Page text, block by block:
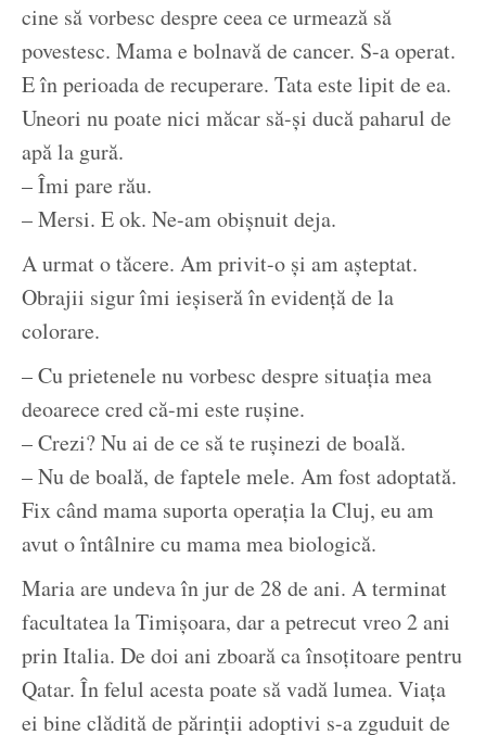
cine să vorbesc despre ceea ce urmează să
povestesc. Mama e bolnavă de cancer. S-a operat.
E în perioada de recuperare. Tata este lipit de ea.
Uneori nu poate nici măcar să-și ducă paharul de
apă la gură.
– Îmi pare rău.
– Mersi. E ok. Ne-am obișnuit deja.
A urmat o tăcere. Am privit-o și am așteptat.
Obrajii sigur îmi ieșiseră în evidență de la
colorare.
– Cu prietenele nu vorbesc despre situația mea
deoarece cred că-mi este rușine.
– Crezi? Nu ai de ce să te rușinezi de boală.
– Nu de boală, de faptele mele. Am fost adoptată.
Fix când mama suporta operația la Cluj, eu am
avut o întâlnire cu mama mea biologică.
Maria are undeva în jur de 28 de ani. A terminat
facultatea la Timișoara, dar a petrecut vreo 2 ani
prin Italia. De doi ani zboară ca însoțitoare pentru
Qatar. În felul acesta poate să vadă lumea. Viața
ei bine clădită de părinții adoptivi s-a zguduit de